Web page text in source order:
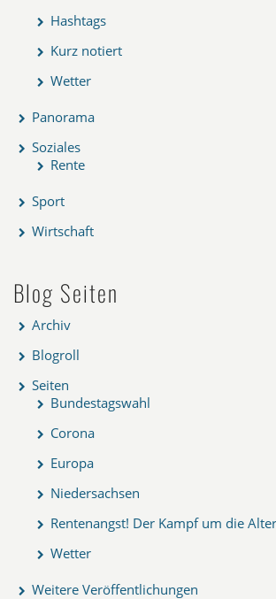
Hashtags
Kurz notiert
Wetter
Panorama
Soziales
Rente
Sport
Wirtschaft
Blog Seiten
Archiv
Blogroll
Seiten
Bundestagswahl
Corona
Europa
Niedersachsen
Rentenangst! Der Kampf um die
Wetter
Weitere Veröffentlichungen